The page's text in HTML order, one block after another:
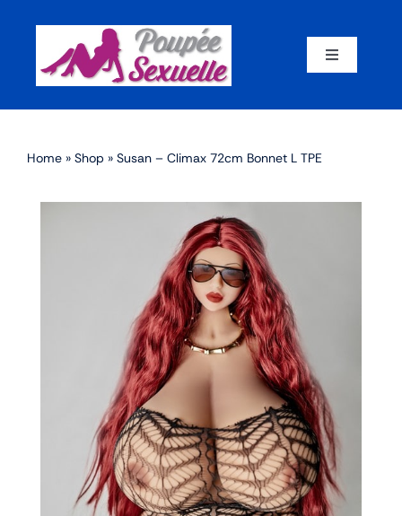
content
Toggle
Par corps
Sex dolls en promotion
Home » Shop » Susan – Climax 72cm Bonnet L TPE